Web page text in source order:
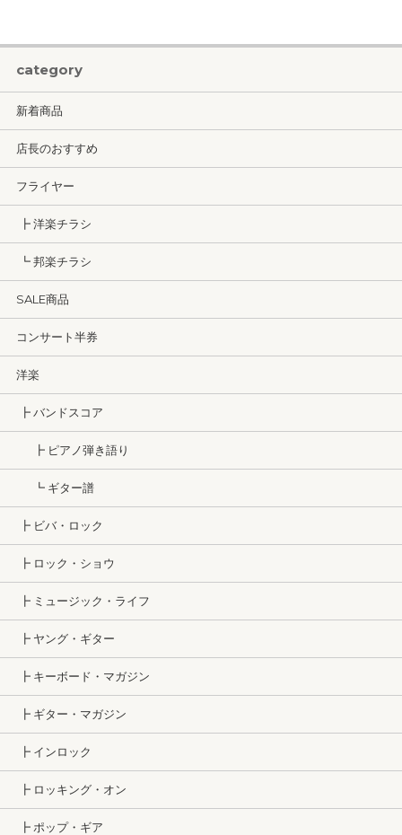
category
新着商品
店長のおすすめ
フライヤー
┣ 洋楽チラシ
┗ 邦楽チラシ
SALE商品
コンサート半券
洋楽
┣ バンドスコア
┣ ピアノ弾き語り
┗ ギター譜
┣ ビバ・ロック
┣ ロック・ショウ
┣ ミュージック・ライフ
┣ ヤング・ギター
┣ キーボード・マガジン
┣ ギター・マガジン
┣ インロック
┣ ロッキング・オン
┣ ポップ・ギア